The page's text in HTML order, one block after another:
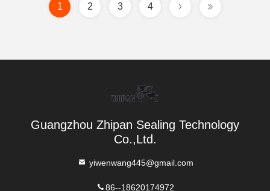
1 2 3 4
Guangzhou Zhipan Sealing Technology
Co.,Ltd.
yiwenwang445@gmail.com
86--18620174972